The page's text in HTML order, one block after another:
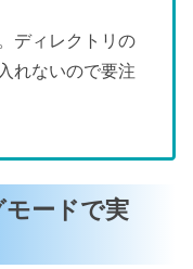
ディレクトリの
れないので要注
ードで実